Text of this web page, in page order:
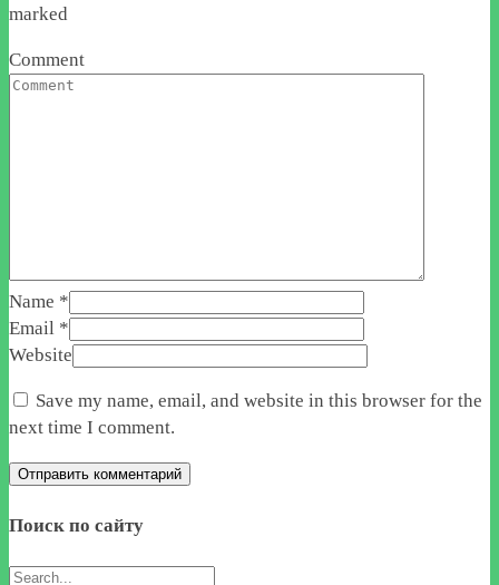
marked
Comment
Name *
Email *
Website
Save my name, email, and website in this browser for the
next time I comment.
Поиск по сайту